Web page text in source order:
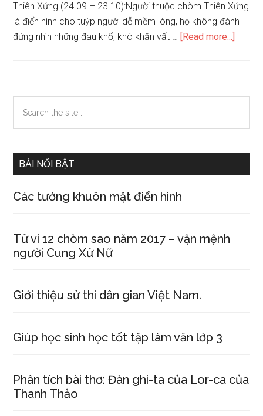
Thiên Xứng (24.09 – 23.10):Người thuộc chòm Thiên Xứng
là điển hình cho tuýp người dễ mềm lòng, họ không đành
đứng nhìn những đau khổ, khó khăn vất … [Read more...]
giàu
thần
nhất
Primary
Sidebar
the
BÀI NỔI BẬT
Các tướng khuôn mặt điển hình
Tử vi 12 chòm sao năm 2017 – vận mệnh
người Cung Xử Nữ
Giới thiệu sử thi dân gian Việt Nam.
Giúp học sinh học tốt tập làm văn lớp 3
Phân tích bài thơ: Đàn ghi-ta của Lor-ca của
Thanh Thảo